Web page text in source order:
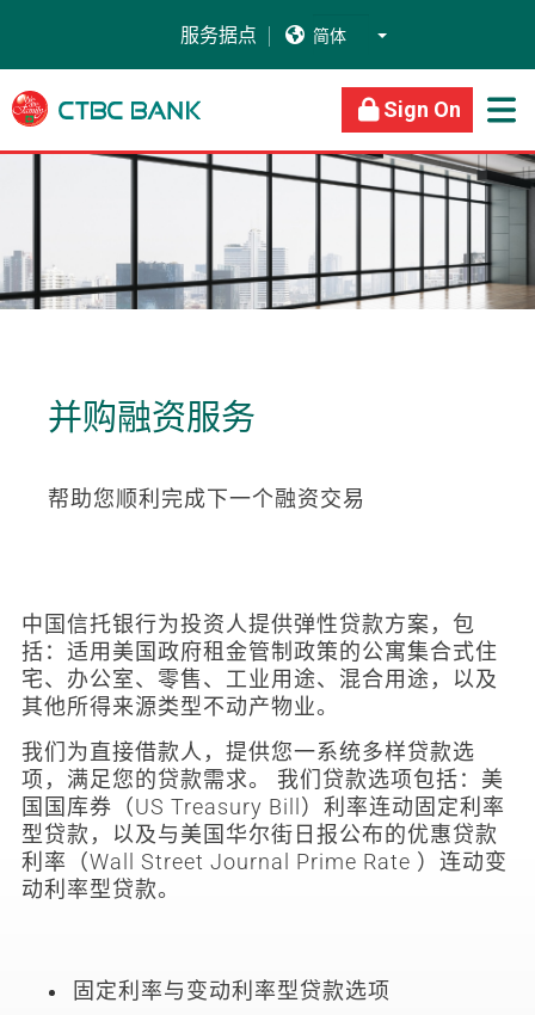
服务据点 
 Sign On
并购融资服务
帮助您顺利完成下一个融资交易
中国信托银行为投资人提供弹性贷款方案，包
括：适用美国政府租金管制政策的公寓集合式住
宅、办公室、零售、工业用途、混合用途，以及
其他所得来源类型不动产物业。
我们为直接借款人，提供您一系统多样贷款选
项，满足您的贷款需求。 我们贷款选项包括：美
国国库券（US Treasury Bill）利率连动固定利率
型贷款，以及与美国华尔街日报公布的优惠贷款
利率（Wall Street Journal Prime Rate ）连动变
动利率型贷款。
固定利率与变动利率型贷款选项